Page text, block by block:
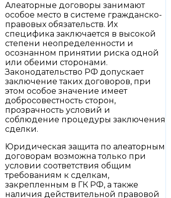
Алеаторные договоры занимают
особое место в системе гражданско-
правовых обязательств. Их
специфика заключается в высокой
степени неопределенности и
осознанном принятии риска одной
или обеими сторонами.
Законодательство РФ допускает
заключение таких договоров, при
этом особое значение имеет
добросовестность сторон,
прозрачность условий и
соблюдение процедуры заключения
сделки.
Юридическая защита по алеаторным
договорам возможна только при
условии соответствия общим
требованиям к сделкам,
закрепленным в ГК РФ, а также
наличия действительной правовой